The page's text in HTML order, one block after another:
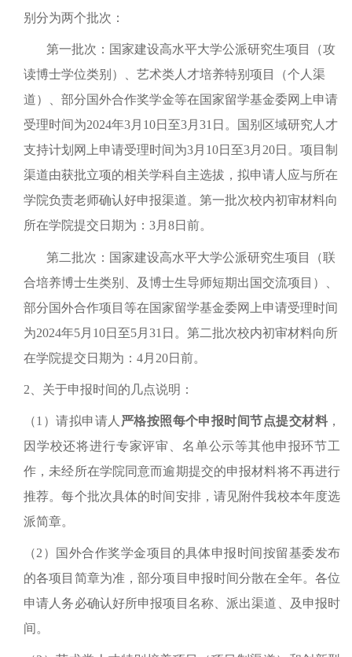
别分为两个批次：
第一批次：国家建设高水平大学公派研究生项目（攻
读博士学位类别）、艺术类人才培养特别项目（个人渠
道）、部分国外合作奖学金等在国家留学基金委网上申请
受理时间为2024年3月10日至3月31日。国别区域研究人才
支持计划网上申请受理时间为3月10日至3月20日。项目制
渠道由获批立项的相关学科自主选拔，拟申请人应与所在
学院负责老师确认好申报渠道。第一批次校内初审材料向
所在学院提交日期为：3月8日前。
第二批次：国家建设高水平大学公派研究生项目（联
合培养博士生类别、及博士生导师短期出国交流项目）、
部分国外合作项目等在国家留学基金委网上申请受理时间
为2024年5月10日至5月31日。第二批次校内初审材料向所
在学院提交日期为：4月20日前。
2、关于申报时间的几点说明：
（1）请拟申请人 严格按照每个申报时间节点提交材料 ，
因学校还将进行专家评审、名单公示等其他申报环节工
作，未经所在学院同意而逾期提交的申报材料将不再进行
推荐。每个批次具体的时间安排，请见附件我校本年度选
派简章。
（2）国外合作奖学金项目的具体申报时间按留基委发布
的各项目简章为准，部分项目申报时间分散在全年。各位
申请人务必确认好所申报项目名称、派出渠道、及申报时
间。